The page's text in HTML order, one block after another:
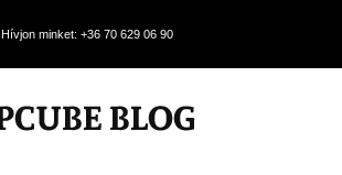
Hívjon minket: +36 70 629 06 90